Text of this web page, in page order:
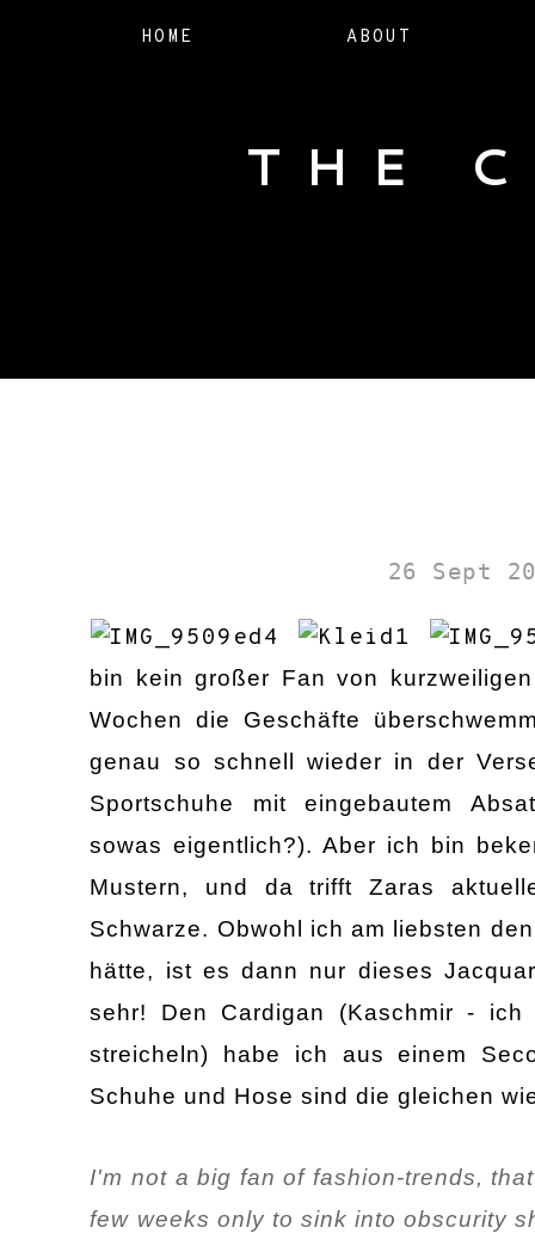
HOME ABOUT
THE
26 Sept
bin kein großer Fan von
Wochen die Geschäfte
genau so schnell wieder in der
Sportschuhe mit eingebautem
sowas eigentlich?). Aber ich bin
Mustern, und da trifft Zaras
Schwarze. Obwohl ich am liebsten
hätte, ist es dann nur dieses
sehr! Den Cardigan (Kaschmir -
streicheln) habe ich aus einem
Schuhe und Hose sind die gleichen
I'm not a big fan of fashion-trends,
few weeks only to sink into obscurity